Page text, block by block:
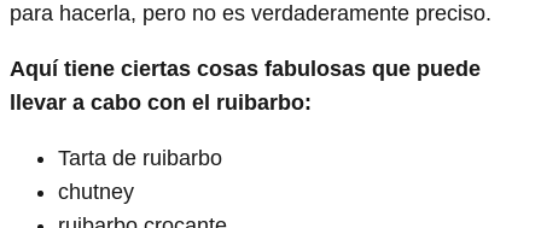
para hacerla, pero no es verdaderamente preciso.
Aquí tiene ciertas cosas fabulosas que puede
llevar a cabo con el ruibarbo:
Tarta de ruibarbo
chutney